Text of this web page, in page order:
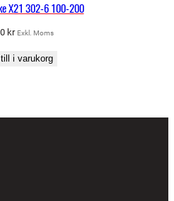
X21 302-6 100-200
kr Exkl. Moms
till i varukorg